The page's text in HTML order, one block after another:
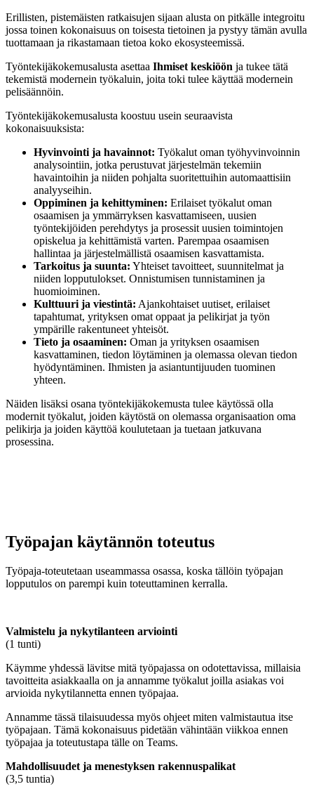
Erillisten, pistemäisten ratkaisujen sijaan alusta on pitkälle integroitu
jossa toinen kokonaisuus on toisesta tietoinen ja pystyy tämän avulla
tuottamaan ja rikastamaan tietoa koko ekosysteemissä.
Työntekijäkokemusalusta asettaa Ihmiset keskiöön ja tukee tätä
tekemistä modernein työkaluin, joita toki tulee käyttää modernein
pelisäännöin.
Työntekijäkokemusalusta koostuu usein seuraavista
kokonaisuuksista:
Hyvinvointi ja havainnot: Työkalut oman työhyvinvoinnin
analysointiin, jotka perustuvat järjestelmän tekemiin
havaintoihin ja niiden pohjalta suoritettuihin automaattisiin
analyyseihin.
Oppiminen ja kehittyminen: Erilaiset työkalut oman
osaamisen ja ymmärryksen kasvattamiseen, uusien
työntekijöiden perehdytys ja prosessit uusien toimintojen
opiskelua ja kehittämistä varten. Parempaa osaamisen
hallintaa ja järjestelmällistä osaamisen kasvattamista.
Tarkoitus ja suunta: Yhteiset tavoitteet, suunnitelmat ja
niiden lopputulokset. Onnistumisen tunnistaminen ja
huomioiminen.
Kulttuuri ja viestintä: Ajankohtaiset uutiset, erilaiset
tapahtumat, yrityksen omat oppaat ja pelikirjat ja työn
ympärille rakentuneet yhteisöt.
Tieto ja osaaminen: Oman ja yrityksen osaamisen
kasvattaminen, tiedon löytäminen ja olemassa olevan tiedon
hyödyntäminen. Ihmisten ja asiantuntijuuden tuominen
yhteen.
Näiden lisäksi osana työntekijäkokemusta tulee käytössä olla
modernit työkalut, joiden käytöstä on olemassa organisaation oma
pelikirja ja joiden käyttöä koulutetaan ja tuetaan jatkuvana
prosessina.
Työpajan käytännön toteutus
Työpaja-toteutetaan useammassa osassa, koska tällöin työpajan
lopputulos on parempi kuin toteuttaminen kerralla.
Valmistelu ja nykytilanteen arviointi
(1 tunti)
Käymme yhdessä lävitse mitä työpajassa on odotettavissa, millaisia
tavoitteita asiakkaalla on ja annamme työkalut joilla asiakas voi
arvioida nykytilannetta ennen työpajaa.
Annamme tässä tilaisuudessa myös ohjeet miten valmistautua itse
työpajaan. Tämä kokonaisuus pidetään vähintään viikkoa ennen
työpajaa ja toteutustapa tälle on Teams.
Mahdollisuudet ja menestyksen rakennuspalikat
(3,5 tuntia)